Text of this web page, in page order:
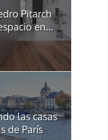
Pitarch
en...
las casas
de París